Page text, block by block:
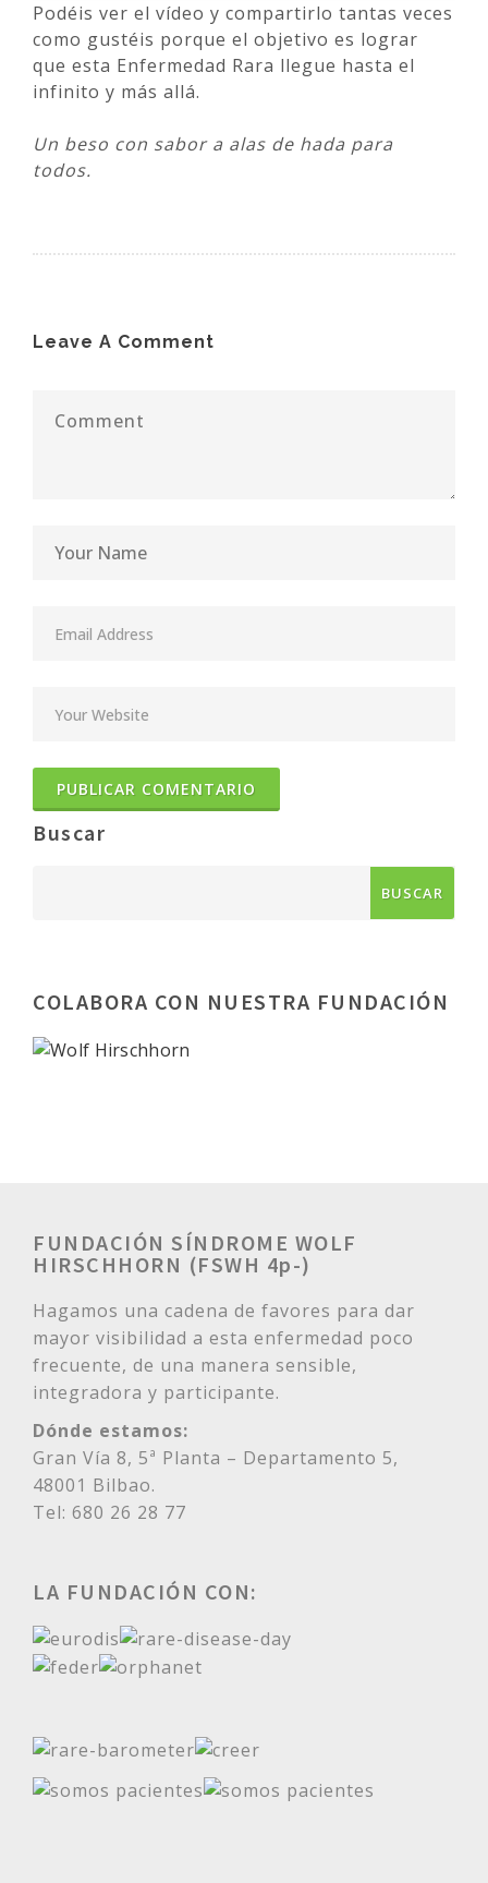
Podéis ver el vídeo y compartirlo tantas veces
como gustéis porque el objetivo es lograr
que esta Enfermedad Rara llegue hasta el
infinito y más allá.
Un beso con sabor a alas de hada para
todos.
Leave A Comment
Buscar
COLABORA CON NUESTRA FUNDACIÓN
FUNDACIÓN SÍNDROME WOLF
HIRSCHHORN (FSWH 4p-)
Hagamos una cadena de favores para dar
mayor visibilidad a esta enfermedad poco
frecuente, de una manera sensible,
integradora y participante.
Dónde estamos:
Gran Vía 8, 5ª Planta – Departamento 5,
48001 Bilbao.
Tel: 680 26 28 77
LA FUNDACIÓN CON: